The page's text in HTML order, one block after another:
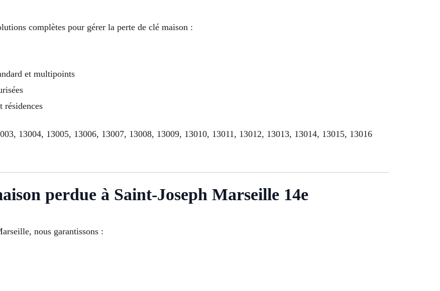
complètes pour gérer la perte de clé maison :
et multipoints
résidences
13004, 13005, 13006, 13007, 13008, 13009, 13010, 13011, 13012, 13013, 13014, 13015, 13016
perdue à Saint-Joseph Marseille 14e
nous garantissons :